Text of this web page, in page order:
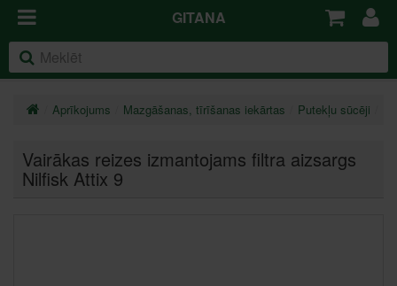
GITANA
Aprīkojums Mazgāšanas, tīrīšanas iekārtas Putekļu sūcēji
Vairākas reizes izmantojams filtra aizsargs
Nilfisk Attix 9